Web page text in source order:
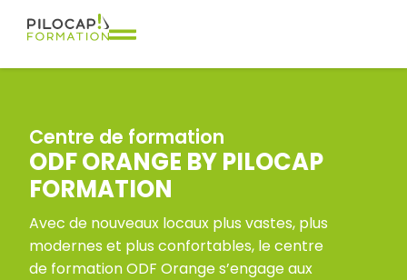
Centre de formation
ODF ORANGE BY PILOCAP
FORMATION
Avec de nouveaux locaux plus vastes, plus
modernes et plus confortables, le centre
de formation ODF Orange s’engage aux